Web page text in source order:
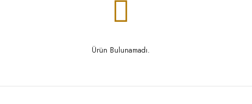
Ürün Bulunamadı.